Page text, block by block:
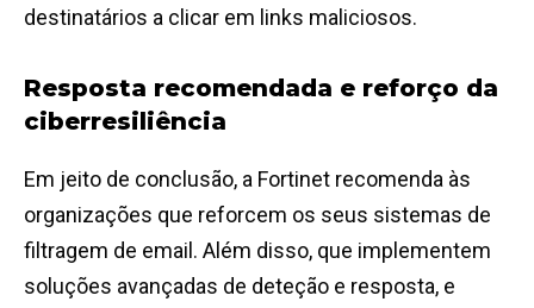
destinatários a clicar em links maliciosos.
Resposta recomendada e reforço da
ciberresiliência
Em jeito de conclusão, a Fortinet recomenda às
organizações que reforcem os seus sistemas de
filtragem de email. Além disso, que implementem
soluções avançadas de deteção e resposta, e